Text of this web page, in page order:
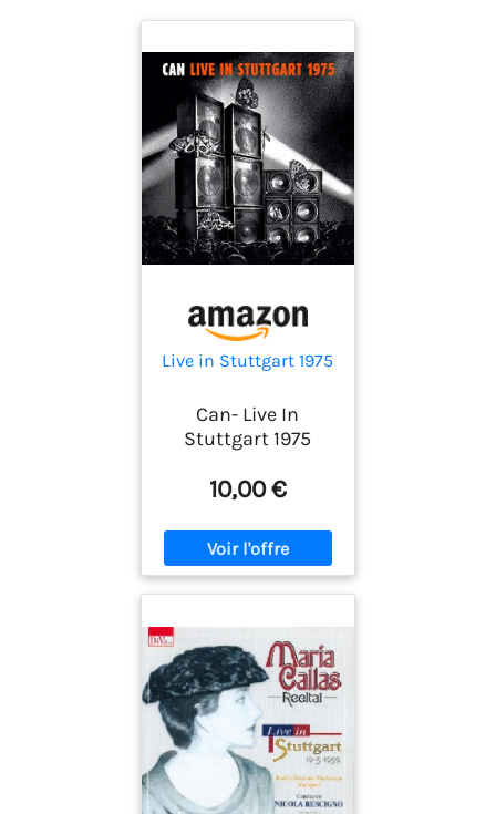
Live in Stuttgart 1975
Can- Live In
Stuttgart 1975
10,00 €